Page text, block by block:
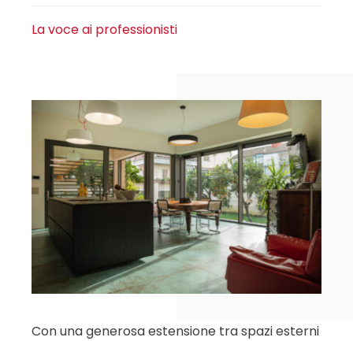
Contatti
La voce ai professionisti
Con una generosa estensione tra spazi esterni